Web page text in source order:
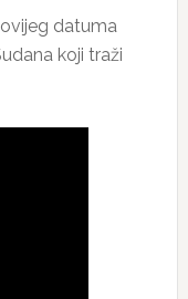
datuma
koji traži